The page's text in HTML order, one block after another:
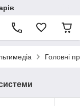
Головні